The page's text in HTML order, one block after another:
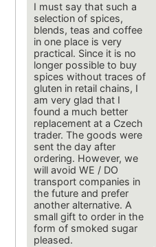
I must say that such a
selection of spices,
blends, teas and coffee
in one place is very
practical. Since it is no
longer possible to buy
spices without traces of
gluten in retail chains, I
am very glad that I
found a much better
replacement at a Czech
trader. The goods were
sent the day after
ordering. However, we
will avoid WE / DO
transport companies in
the future and prefer
another alternative. A
small gift to order in the
form of smoked sugar
pleased.